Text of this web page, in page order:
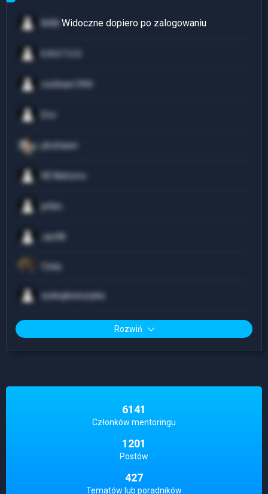
cristhian1994
plnchaser
HE Mafumo
jefkin
Jan98
Czaq
zyskujbezryzyka
Rozwiń
6141
Członków mentoringu
1201
Postów
427
Tematów lub poradników